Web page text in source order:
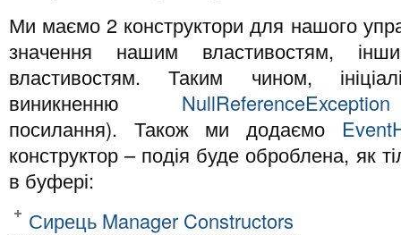
Ми маємо 2 конструктори для нашого
значення нашим властивостям,
властивостям. Таким чином,
виникненню NullReferenceException
посилання). Також ми додаємо
конструктор – подія буде оброблена, як
в буфері:
Сирець Manager Constructors